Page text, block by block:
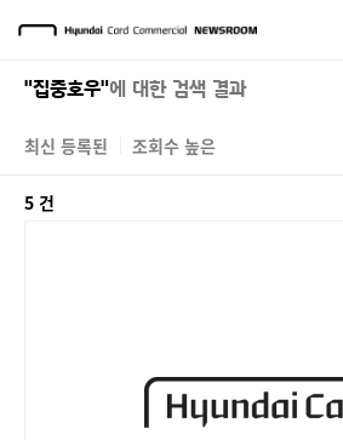
"집중호우"에 대한 검색 결과
최신 등록된 조회수 높은
5 건